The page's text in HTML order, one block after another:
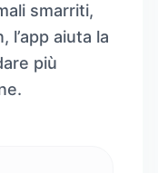
smarriti,
l’app aiuta la
più